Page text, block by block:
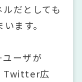
だとしても
ます。
ーザが
Twitter広